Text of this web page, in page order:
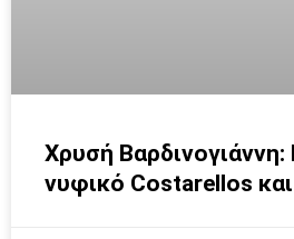
Χρυσή
νυφικό Costarellos και